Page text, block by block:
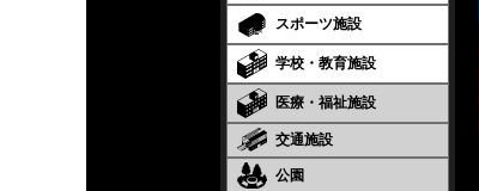
スポーツ施設
学校・教育施設
医療・福祉施設
交通施設
公園